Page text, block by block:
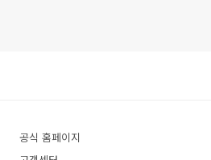
공식 홈페이지